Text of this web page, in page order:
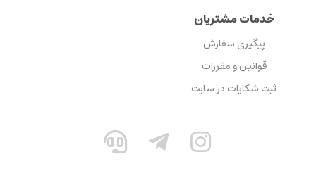
خدمات مشتریان
پیگیری سفارش
قوانین و مقررات
ثبت شکایات در سایت